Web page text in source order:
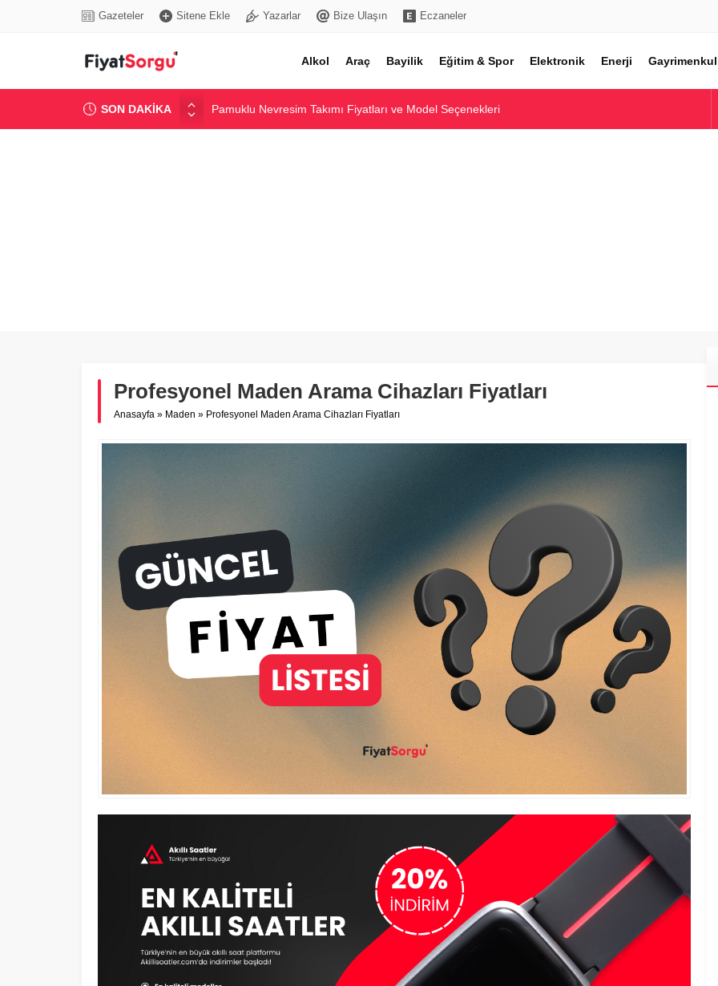
Gazeteler Sitene Ekle Yazarlar Bize Ulaşın Eczaneler
Alkol Araç Bayilik Eğitim & Spor Elektronik Enerji Gayrimenkul
SON DAKİKA
Pamuklu Nevresim Takımı Fiyatları ve Model Seçenekleri
Popüler Marka Kadın Jean Pantolon Fiyatları Rehberi
Profesyonel Maden Arama Cihazları Fiyatları
Anasayfa » Maden » Profesyonel Maden Arama Cihazları Fiyatları